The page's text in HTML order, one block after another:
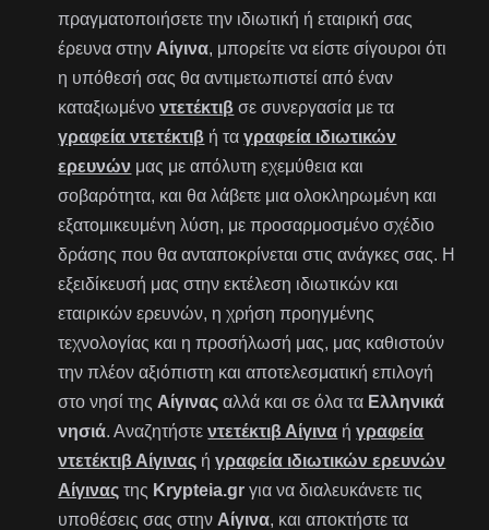
πραγματοποιήσετε την ιδιωτική ή εταιρική σας
έρευνα στην Αίγινα, μπορείτε να είστε σίγουροι ότι
η υπόθεσή σας θα αντιμετωπιστεί από έναν
καταξιωμένοντετέκτιβ σε συνεργασία με τα
γραφεία ντετέκτιβ ή ταγραφεία ιδιωτικών
ερευνών μας με απόλυτη εχεμύθεια και
σοβαρότητα, και θα λάβετε μια ολοκληρωμένη και
εξατομικευμένη λύση, με προσαρμοσμένο σχέδιο
δράσης που θα ανταποκρίνεται στις ανάγκες σας. Η
εξειδίκευσή μας στην εκτέλεση ιδιωτικών και
εταιρικών ερευνών, η χρήση προηγμένης
τεχνολογίας και η προσήλωσή μας, μας καθιστούν
την πλέον αξιόπιστη και αποτελεσματική επιλογή
στο νησί της Αίγινας αλλά και σε όλα τα Ελληνικά
νησιά. Αναζητήστεντετέκτιβ Αίγινα ήγραφεία
ντετέκτιβ Αίγινας ήγραφεία ιδιωτικών ερευνών
Αίγινας της Krypteia.gr για να διαλευκάνετε τις
υποθέσεις σας στην Αίγινα, και αποκτήστε τα